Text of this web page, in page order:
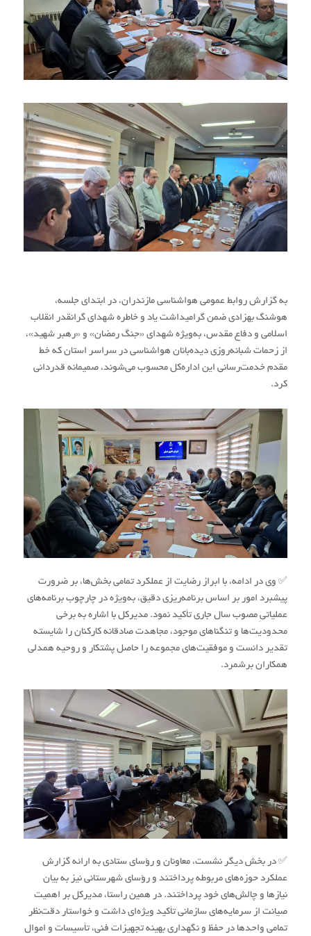
به گزارش روابط عمومی هواشناسی مازندران، در ابتدای جلسه،
هوشنگ بهزادی ضمن گرامیداشت یاد و خاطره شهدای گرانقدر انقلاب
اسلامی و دفاع مقدس، به‌ویژه شهدای «جنگ رمضان» و «رهبر شهید»،
از زحمات شبانه‌روزی دیده‌بانان هواشناسی در سراسر استان که خط
مقدم خدمت‌رسانی این اداره‌کل محسوب می‌شوند، صمیمانه قدردانی
کرد.
✅ وی در ادامه، با ابراز رضایت از عملکرد تمامی بخش‌ها، بر ضرورت
پیشبرد امور بر اساس برنامه‌ریزی دقیق، به‌ویژه در چارچوب برنامه‌های
عملیاتیِ مصوب سال جاری تأکید نمود. مدیرکل با اشاره به برخی
محدودیت‌ها و تنگناهای موجود، مجاهدت صادقانه کارکنان را شایسته
تقدیر دانست و موفقیت‌های مجموعه را حاصل پشتکار و روحیه همدلی
همکاران برشمرد.
✅ در بخش دیگر نشست، معاونان و رؤسای ستادی به ارائه گزارش
عملکرد حوزه‌های مربوطه پرداختند و رؤسای شهرستانی نیز به بیان
نیازها و چالش‌های خود پرداختند. در همین راستا، مدیرکل بر اهمیت
صیانت از سرمایه‌های سازمانی تأکید ویژه‌ای داشت و خواستار دقت‌نظر
تمامی واحدها در حفظ و نگهداری بهینه تجهیزات فنی، تأسیسات و اموال